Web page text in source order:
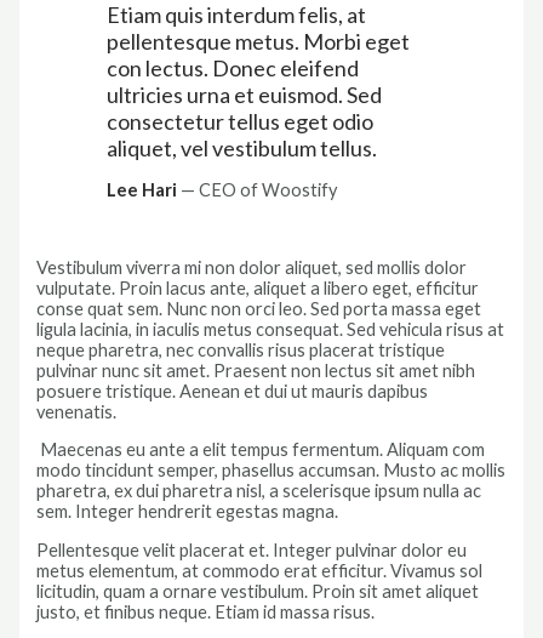
Etiam quis interdum felis, at
pellentesque metus. Morbi eget
con lectus. Donec eleifend
ultricies urna et euismod. Sed
consectetur tellus eget odio
aliquet, vel vestibulum tellus.
Lee Hari — CEO of Woostify
Vestibulum viverra mi non dolor aliquet, sed mollis dolor
vulputate. Proin lacus ante, aliquet a libero eget, efficitur
conse quat sem. Nunc non orci leo. Sed porta massa eget
ligula lacinia, in iaculis metus consequat. Sed vehicula risus at
neque pharetra, nec convallis risus placerat tristique
pulvinar nunc sit amet. Praesent non lectus sit amet nibh
posuere tristique. Aenean et dui ut mauris dapibus
venenatis.
Maecenas eu ante a elit tempus fermentum. Aliquam com
modo tincidunt semper, phasellus accumsan. Musto ac mollis
pharetra, ex dui pharetra nisl, a scelerisque ipsum nulla ac
sem. Integer hendrerit egestas magna.
Pellentesque velit placerat et. Integer pulvinar dolor eu
metus elementum, at commodo erat efficitur. Vivamus sol
licitudin, quam a ornare vestibulum. Proin sit amet aliquet
justo, et finibus neque. Etiam id massa risus.